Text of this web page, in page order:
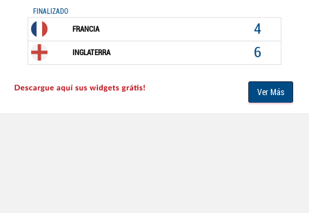
FINALIZADO
FRANCIA 4
INGLATERRA 6
Ver Más